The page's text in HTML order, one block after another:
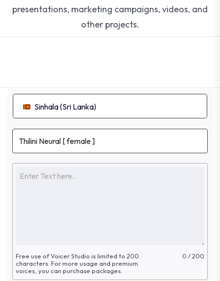
presentations, marketing campaigns, videos, and
other projects.
Sinhala (Sri Lanka)
Free use of Voicer Studio is limited to 200
characters. For more usage and premium
voices, you can purchase packages.
0 / 200